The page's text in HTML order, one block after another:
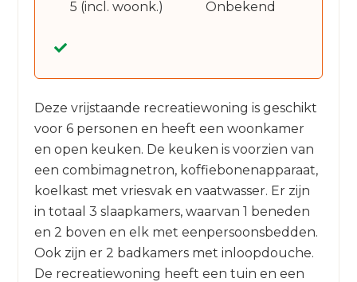
5 (incl. woonk.) Onbekend
Deze vrijstaande recreatiewoning is geschikt
voor 6 personen en heeft een woonkamer
en open keuken. De keuken is voorzien van
een combimagnetron, koffiebonenapparaat,
koelkast met vriesvak en vaatwasser. Er zijn
in totaal 3 slaapkamers, waarvan 1 beneden
en 2 boven en elk met eenpersoonsbedden.
Ook zijn er 2 badkamers met inloopdouche.
De recreatiewoning heeft een tuin en een